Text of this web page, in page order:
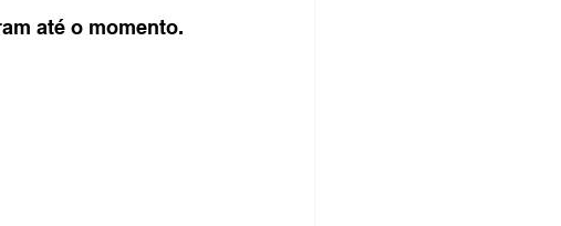
até o momento.